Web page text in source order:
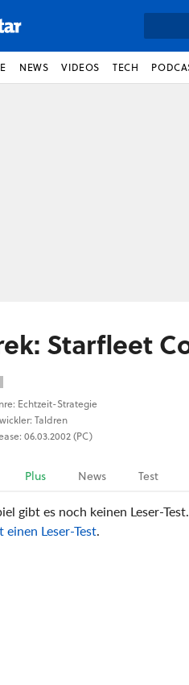
NEWS VIDEOS TECH
Starfleet
Echtzeit-Strategie
Taldren
06.03.2002 (PC)
Plus News Test
gibt es noch keinen Leser-Test.
Leser-Test.